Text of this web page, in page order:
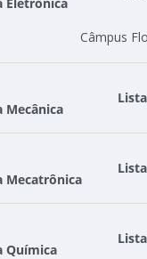
Câmpus Jaraguá
Câmpus
Mecânica
Mecatrônica
Câmpus
Química